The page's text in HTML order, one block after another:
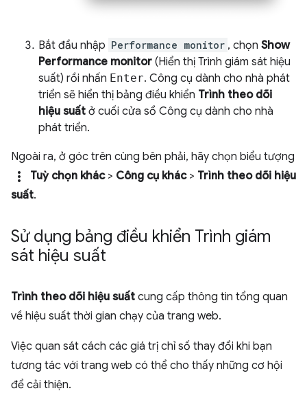
Bắt đầu nhập Performance monitor , chọn Show
Performance monitor (Hiển thị Trình giám sát hiệu
suất) rồi nhấn Enter. Công cụ dành cho nhà phát
triển sẽ hiển thị bảng điều khiển Trình theo dõi
hiệu suất ở cuối cửa sổ Công cụ dành cho nhà
phát triển.
Ngoài ra, ở góc trên cùng bên phải, hãy chọn biểu tượng
more_vert Tuỳ chọn khác> Công cụ khác> Trình theo dõi hiệu
suất.
Sử dụng bảng điều khiển Trình giám
sát hiệu suất
Trình theo dõi hiệu suất cung cấp thông tin tổng quan
về hiệu suất thời gian chạy của trang web.
Việc quan sát cách các giá trị chỉ số thay đổi khi bạn
tương tác với trang web có thể cho thấy những cơ hội
để cải thiện.